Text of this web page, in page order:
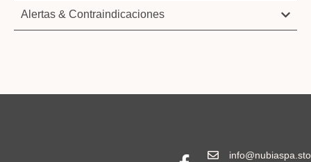
Alertas & Contraindicaciones